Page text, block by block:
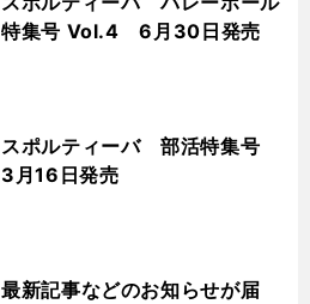
特集号 Vol.4 6月30日発売
スポルティーバ 部活特集号
3月16日発売
最新記事などのお知らせが届